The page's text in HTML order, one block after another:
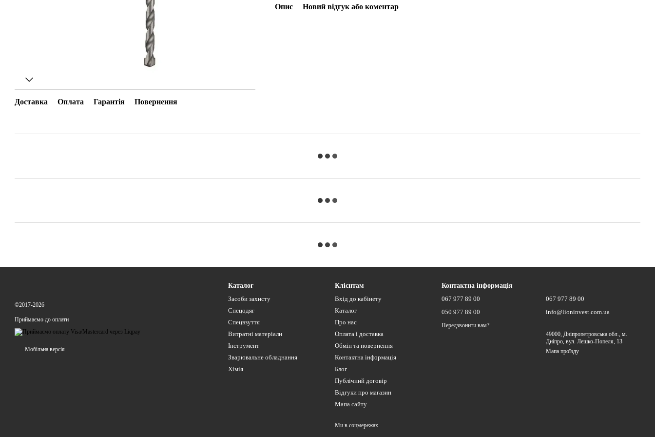
Доставка Оплата Гарантія Повернення
Опис Новий відгук або коментар
©2017-2026
Приймаємо до оплати
Мобільна версія
Каталог
Засоби захисту
Спецодяг
Спецвзуття
Витратні матеріали
Інструмент
Зварювальне обладнання
Хімія
Клієнтам
Вхід до кабінету
Каталог
Про нас
Оплата і доставка
Обмін та повернення
Контактна інформація
Блог
Публічний договір
Відгуки про магазин
Мапа сайту
Ми в соцмережах
Контактна інформація
067 977 89 00
050 977 89 00
Передзвонити вам?
067 977 89 00
info@lioninvest.com.ua
49000, Дніпропетровська обл., м.
Дніпро, вул. Лешко-Попеля, 13
Мапа проїзду